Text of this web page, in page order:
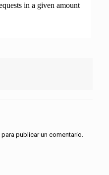
para publicar un comentario.